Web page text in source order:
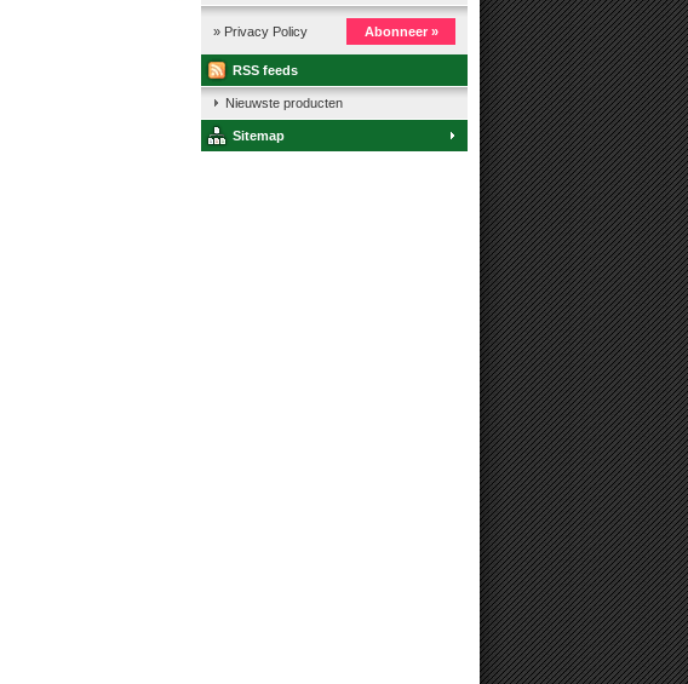
» Privacy Policy Abonneer »
RSS feeds
Nieuwste producten
Sitemap